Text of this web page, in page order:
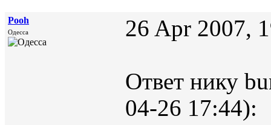
Pooh
Одесса 26 Apr 2007,
Ответ нику
04-26 17:44):